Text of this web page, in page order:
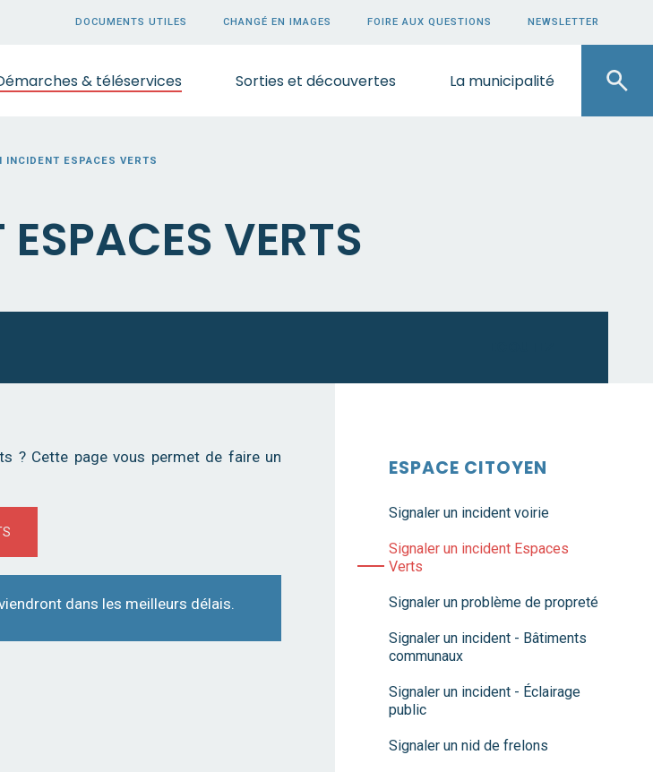
DOCUMENTS UTILES CHANGÉ EN IMAGES FOIRE AUX QUESTIONS NEWSLETTER
& téléservices Sorties et découvertes La municipalité
INCIDENT ESPACES VERTS
VERTS
? Cette page vous permet de faire un
dans les meilleurs délais.
ESPACE CITOYEN
Signaler un incident voirie
Signaler un incident Espaces
Verts
Signaler un problème de propreté
Signaler un incident - Bâtiments
communaux
Signaler un incident - Éclairage
public
Signaler un nid de frelons